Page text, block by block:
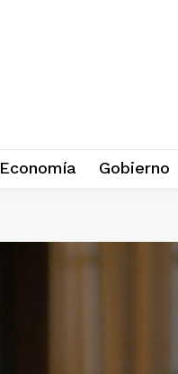
Economía Gobierno